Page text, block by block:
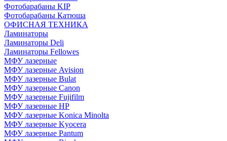
Фотобарабаны KIP
Фотобарабаны Катюша
ОФИСНАЯ ТЕХНИКА
Ламинаторы
Ламинаторы Deli
Ламинаторы Fellowes
МФУ лазерные
МФУ лазерные Avision
МФУ лазерные Bulat
МФУ лазерные Canon
МФУ лазерные Fujifilm
МФУ лазерные HP
МФУ лазерные Konica Minolta
МФУ лазерные Kyocera
МФУ лазерные Pantum